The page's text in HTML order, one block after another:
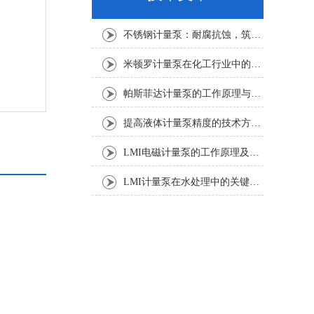
不锈钢计量泵：耐腐抗蚀，筑牢化工精准加药安全防线
米顿罗计量泵在化工行业中的应用
帕斯菲达计量泵的工作原理与性能分析
提高液体计量泵精度的技术方法分析
LMI电磁计量泵的工作原理及应用领域
LMI计量泵在水处理中的关键作用